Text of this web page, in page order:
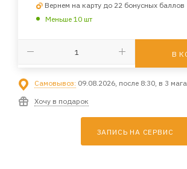
Вернем на карту до 22 бонусных баллов
Меньше 10 шт
В
Самовывоз: 09.08.2026, после 8:30, в 3
Хочу в подарок
ЗАПИСЬ НА СЕРВИС